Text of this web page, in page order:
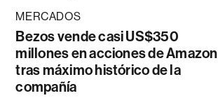
MERCADOS
Bezos vende casi US$350
millones en acciones de Amazon
tras máximo histórico de la
compañía